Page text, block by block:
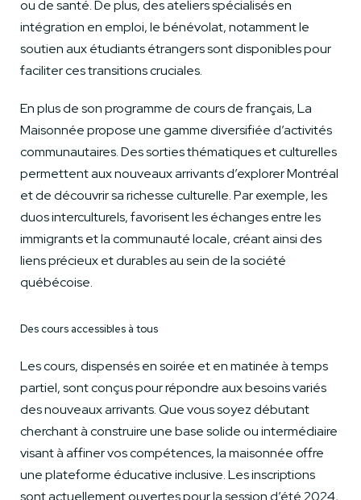
ou de santé. De plus, des ateliers spécialisés en
intégration en emploi, le bénévolat, notamment le
soutien aux étudiants étrangers sont disponibles pour
faciliter ces transitions cruciales.
En plus de son programme de cours de français, La
Maisonnée propose une gamme diversifiée d’activités
communautaires. Des sorties thématiques et culturelles
permettent aux nouveaux arrivants d’explorer Montréal
et de découvrir sa richesse culturelle. Par exemple, les
duos interculturels, favorisent les échanges entre les
immigrants et la communauté locale, créant ainsi des
liens précieux et durables au sein de la société
québécoise.
Des cours accessibles à tous
Les cours, dispensés en soirée et en matinée à temps
partiel, sont conçus pour répondre aux besoins variés
des nouveaux arrivants. Que vous soyez débutant
cherchant à construire une base solide ou intermédiaire
visant à affiner vos compétences, la maisonnée offre
une plateforme éducative inclusive. Les inscriptions
sont actuellement ouvertes pour la session d’été 2024,